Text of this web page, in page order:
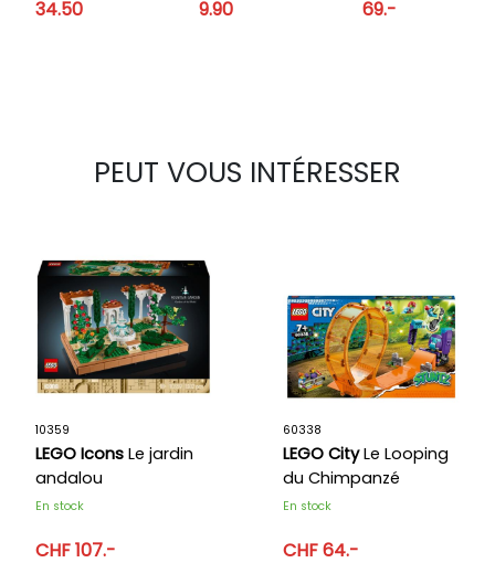
34.50 9.90 69.-
PEUT VOUS INTÉRESSER
10359
LEGO Icons Le jardin
andalou
En stock
CHF 107.-
60338
LEGO CityLe Looping
du Chimpanzé
Cogneur
En stock
CHF 64.-